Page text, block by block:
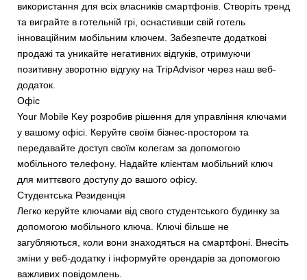
використання для всіх власників смартфонів. Створіть тренд
та виграйте в готельній грі, оснастивши свій готель
інноваційним мобільним ключем. Забезпечте додаткові
продажі та уникайте негативних відгуків, отримуючи
позитивну зворотню відгуку на TripAdvisor через наш веб-
додаток.
Офіс
Your Mobile Key розробив рішення для управління ключами
у вашому офісі. Керуйте своїм бізнес-простором та
передавайте доступ своїм колегам за допомогою
мобільного телефону. Надайте клієнтам мобільний ключ
для миттєвого доступу до вашого офісу.
Студентська Резиденція
Легко керуйте ключами від свого студентського будинку за
допомогою мобільного ключа. Ключі більше не
загубляються, коли вони знаходяться на смартфоні. Внесіть
зміни у веб-додатку і інформуйте орендарів за допомогою
важливих повідомлень.